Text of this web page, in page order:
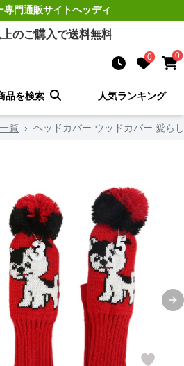
専門通販サイトヘッディ
のご購入で送料無料
0 0
品を検索 人気ランキング
覧 › ヘッドカバー ウッドカバー 愛ら